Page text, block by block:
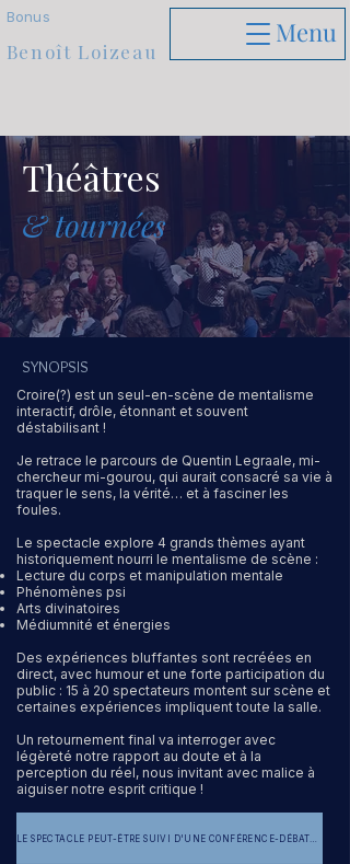
Menu
Benoît Loizeau
Bonus
Théâtres
& tournées
SYNOPSIS
Croire(?) est un seul-en-scène de mentalisme
interactif, drôle, étonnant et souvent
déstabilisant !
Je retrace le parcours de Quentin Legraale, mi-
chercheur mi-gourou, qui aurait consacré sa vie à
traquer le sens, la vérité… et à fasciner les
foules.
Le spectacle explore 4 grands thèmes ayant
historiquement nourri le mentalisme de scène :
Lecture du corps et manipulation mentale
Phénomènes psi
Arts divinatoires
Médiumnité et énergies
Des expériences bluffantes sont recréées en
direct, avec humour et une forte participation du
public : 15 à 20 spectateurs montent sur scène et
certaines expériences impliquent toute la salle.
Un retournement final va interroger avec
légèreté notre rapport au doute et à la
perception du réel, nous invitant avec malice à
aiguiser notre esprit critique !